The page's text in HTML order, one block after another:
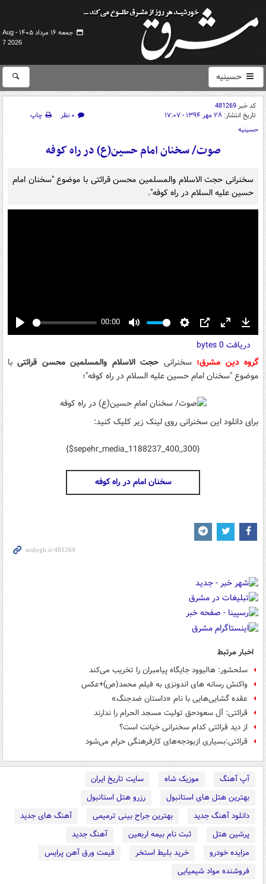
جمعه ۱۶ مرداد ۱۴۰۵ -
Aug
7 2026
حسینیه
کد خبر481269
تاریخ انتشار: ۲۸ مهر ۱۳۹۴ - ۱۷:۰۷ ۰ نظر
چاپ
حسینیه
صوت/ سخنان امام حسین(ع) در راه کوفه
سخنرانی حجت الاسلام والمسلمین محسن قرائتی با موضوع "سخنان امام
حسین علیه السلام در راه کوفه".
Play
00:00
Mute Settings
PIP Enter
fullscreen
دریافت 0 bytes
گروه دین مشرق؛ سخنرانی حجت الاسلام والمسلمین محسن قرائتیبا
موضوع "سخنان امام حسین علیه السلام در راه کوفه"؛
برای دانلود این سخنرانی روی لینک زیر کلیک کنید:
{$sepehr_media_1188237_400_300}
سخنان امام در راه کوفه
اخبار مرتبط
سلحشور: هالیوود جایگاه پیامبران را تخریب می‌کند
واکنش رسانه های اندونزی به فیلم محمد(ص)+عکس
عقده گشایی‌هایی با نام «داستان ضدجنگ»
قرائتی: آل سعودحق تولیت مسجد الحرام را ندارند
از دید قرائتی کدام سخنرانی خیانت است؟
قرائتی:بسیاری ازبودجه‌های کارفرهنگی حرام می‌شود
آپ آهنگ موزیک شاه
سایت تاریخ ایران
بهترین هتل های استانبول
رزرو هتل استانبول
دانلود آهنگ جدید
بهترین جراح بینی ترمیمی
آهنگ های جدید
پرشین هتل
ثبت نام بیمه اربعین
آهنگ جدید
مزایده خودرو
خرید بلیط استخر
قیمت ورق آهن پرایس
فروشنده مواد شیمیایی